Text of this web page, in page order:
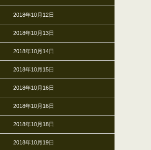
2018年10月12日
2018年10月13日
2018年10月14日
2018年10月15日
2018年10月16日
2018年10月16日
2018年10月18日
2018年10月19日